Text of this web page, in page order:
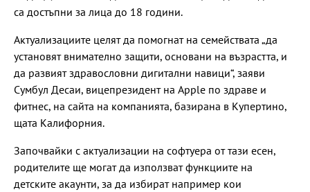
са достъпни за лица до 18 години.
Актуализациите целят да помогнат на семействата „да
установят внимателно защити, основани на възрастта, и
да развият здравословни дигитални навици“, заяви
Сумбул Десаи, вицепрезидент на Apple по здраве и
фитнес, на сайта на компанията, базирана в Купертино,
щата Калифорния.
Започвайки с актуализации на софтуера от тази есен,
родителите ще могат да използват функциите на
детските акаунти, за да избират например кои